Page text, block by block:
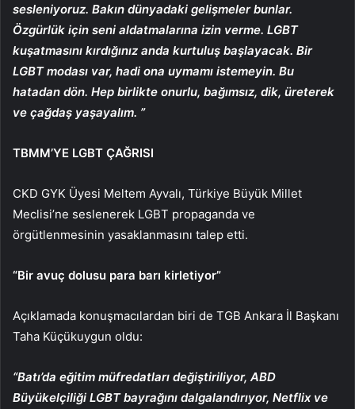
sesleniyoruz. Bakın dünyadaki gelişmeler bunlar.
Özgürlük için seni aldatmalarına izin verme. LGBT
kuşatmasını kırdığınız anda kurtuluş başlayacak. Bir
LGBT modası var, hadi ona uymamı istemeyin. Bu
hatadan dön. Hep birlikte onurlu, bağımsız, dik, üreterek
ve çağdaş yaşayalım. ”
TBMM’YE LGBT ÇAĞRISI
CKD GYK Üyesi Meltem Ayvalı, Türkiye Büyük Millet
Meclisi’ne seslenerek LGBT propaganda ve
örgütlenmesinin yasaklanmasını talep etti.
“Bir avuç dolusu para barı kirletiyor”
Açıklamada konuşmacılardan biri de TGB Ankara İl Başkanı
Taha Küçükuygun oldu:
“Batı’da eğitim müfredatları değiştiriliyor, ABD
Büyükelçiliği LGBT bayrağını dalgalandırıyor, Netflix ve